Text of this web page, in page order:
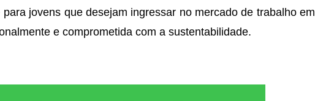
jovens que desejam ingressar no mercado de trabalho em
e comprometida com a sustentabilidade.